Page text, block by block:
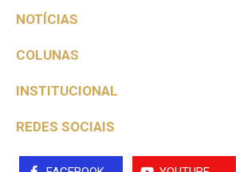
NOTÍCIAS
COLUNAS
INSTITUCIONAL
REDES SOCIAIS